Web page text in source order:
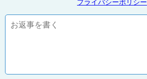
プライバシーポリシー